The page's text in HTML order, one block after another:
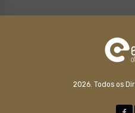
2026. Todos os